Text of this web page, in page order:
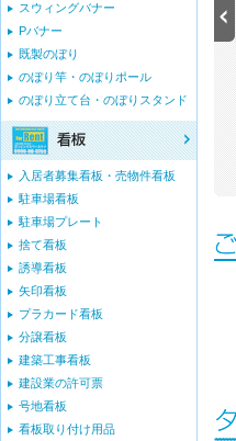
り
タイプ ：通常のぼり
スウィングバナー
Pバナー
既製のぼり
のぼり竿・のぼりポール
のぼり立て台・のぼりスタンド
入居者募集看板・売物件看板
駐車場看板
駐車場プレート
捨て看板
誘導看板
矢印看板
プラカード看板
分譲看板
建築工事看板
建設業の許可票
号地看板
看板取り付け用品